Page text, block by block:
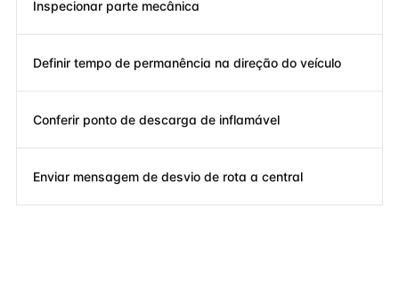
Inspecionar parte mecânica
Definir tempo de permanência na direção do veículo
Conferir ponto de descarga de inflamável
Enviar mensagem de desvio de rota a central